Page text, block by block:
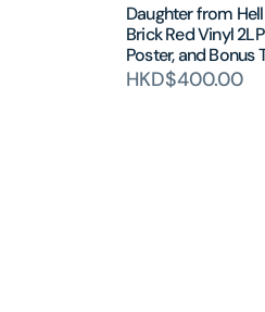
Daughter from
Brick Red Vinyl
Poster, and Bonus
HKD$400.00